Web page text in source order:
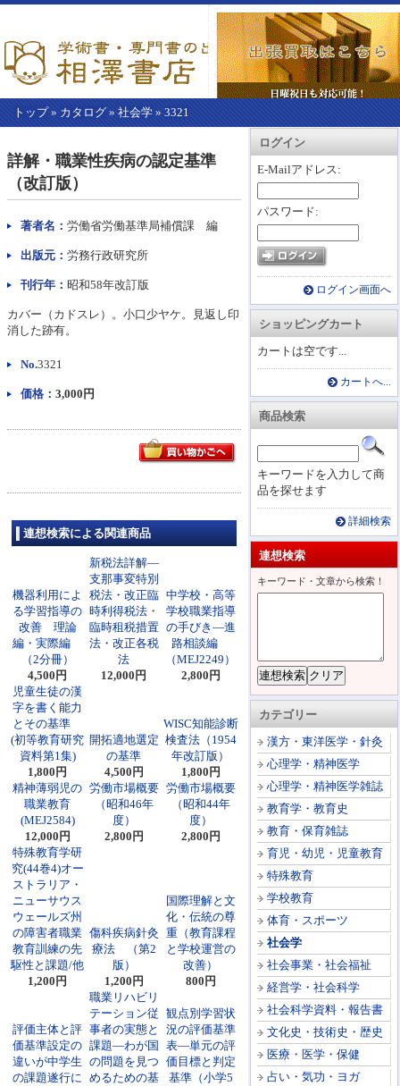
トップ» カタログ » 社会学 » 3321
カートを見る
ログイン
E-Mailアドレス:
パスワード:
ログイン画面へ
ショッピングカート
カートは空です...
カートへ...
商品検索
キーワードを入力して商
品を探せます
詳細検索
連想検索
キーワード・文章から検索！
カテゴリー
漢方・東洋医学・針灸
心理学・精神医学
心理学・精神医学雑誌
教育学・教育史
教育・保育雑誌
育児・幼児・児童教育
特殊教育
学校教育
体育・スポーツ
社会学
社会事業・社会福祉
経営学・社会科学
社会科学資料・報告書
文化史・技術史・歴史
医療・医学・保健
占い・気功・ヨガ
こ
か
本
文】
詳解・職業性疾病の認定基準
（改訂版）
著者名： 労働省労働基準局補償課 編
出版元： 労務行政研究所
刊行年： 昭和58年改訂版
カバー（カドスレ）。小口少ヤケ。見返し印
消した跡有。
No.3321
価格： 3,000円
連想検索による関連商品
機器利用によ
る学習指導の
改善 理論
編・実際編
（2分冊）
4,500円
新税法詳解―
支那事変特別
税法・改正臨
時利得税法・
臨時租税措置
法・改正各税
法
12,000円
中学校・高等
学校職業指導
の手びき―進
路相談編
（MEJ2249）
2,800円
児童生徒の漢
字を書く能力
とその基準
(初等教育研究
資料第1集)
1,800円
開拓適地選定
の基準
4,500円
WISC知能診断
検査法（1954
年改訂版）
1,800円
精神薄弱児の
職業教育
(MEJ2584)
12,000円
労働市場概要
（昭和46年
度）
2,800円
労働市場概要
（昭和44年
度）
2,800円
特殊教育学研
究(44巻4)オー
ストラリア・
ニューサウス
ウェールズ州
の障害者職業
教育訓練の先
駆性と課題/他
1,200円
傷科疾病針灸
療法 （第2
版）
1,200円
国際理解と文
化・伝統の尊
重（教育課程
と学校運営の
改善）
800円
評価主体と評
価基準設定の
違いが中学生
の課題遂行に
職業リハビリ
テーション従
事者の実態と
課題―わが国
の問題を見つ
めるための基
観点別学習状
況の評価基準
表―単元の評
価目標と判定
基準（小学5